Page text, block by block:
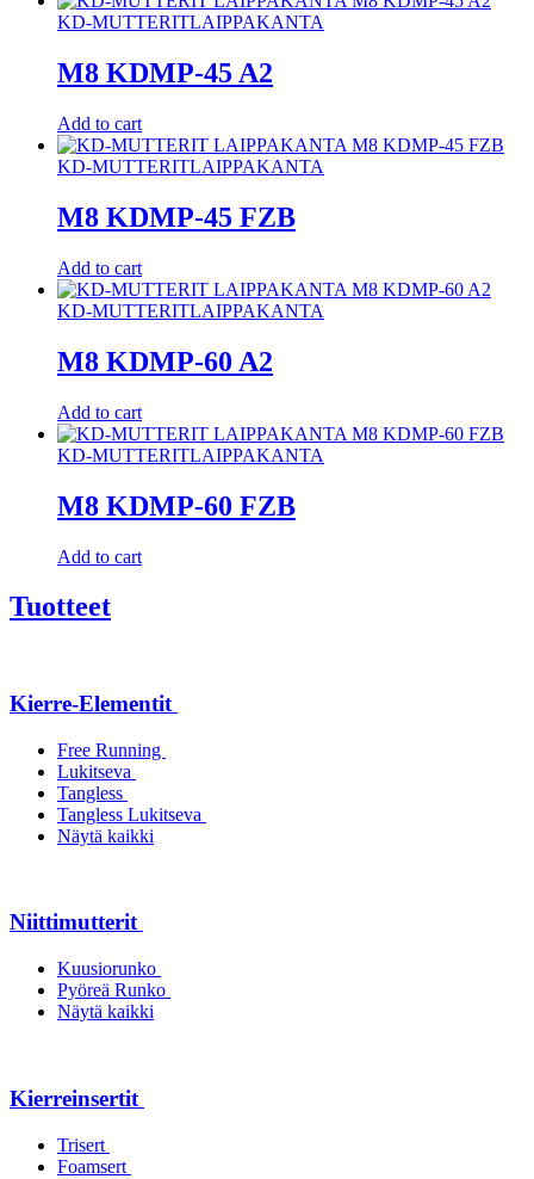
KD-MUTTERITLAIPPAKANTA
M8 KDMP-45 A2
Add to cart
KD-MUTTERITLAIPPAKANTA
M8 KDMP-45 FZB
Add to cart
KD-MUTTERITLAIPPAKANTA
M8 KDMP-60 A2
Add to cart
KD-MUTTERITLAIPPAKANTA
M8 KDMP-60 FZB
Add to cart
Tuotteet
Kierre-Elementit
Free Running
Lukitseva
Tangless
Tangless Lukitseva
Näytä kaikki
Niittimutterit
Kuusiorunko
Pyöreä Runko
Näytä kaikki
Kierreinsertit
Trisert
Foamsert